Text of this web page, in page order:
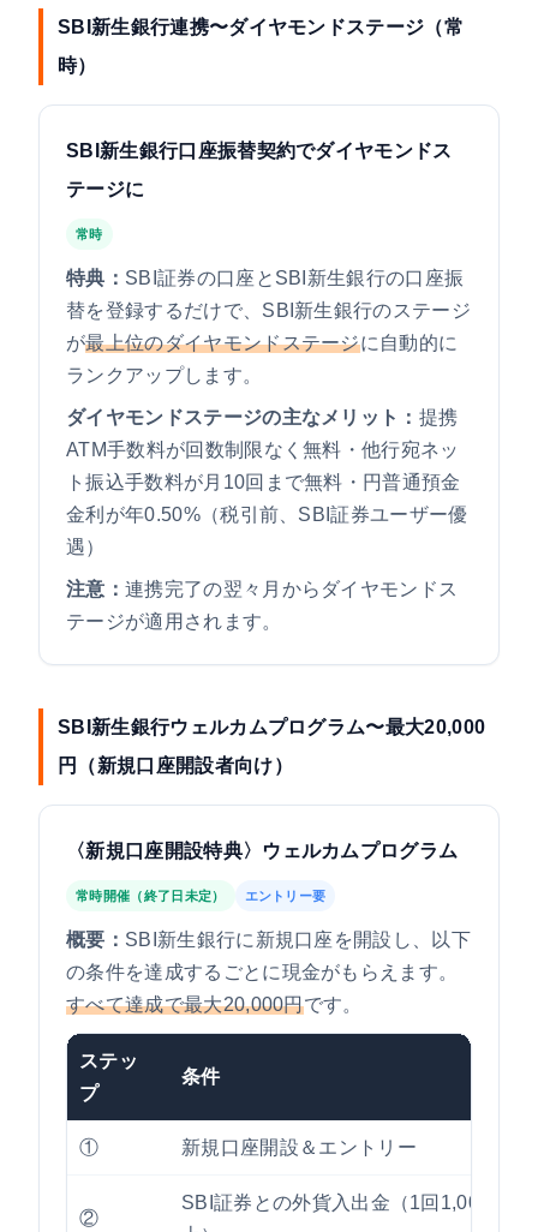
SBI新生銀行連携〜ダイヤモンドステージ（常
時）
SBI新生銀行口座振替契約でダイヤモンドス
テージに
常時
特典： SBI証券の口座とSBI新生銀行の口座振
替を登録するだけで、SBI新生銀行のステージ
が最上位のダイヤモンドステージに自動的に
ランクアップします。
ダイヤモンドステージの主なメリット： 提携
ATM手数料が回数制限なく無料・他行宛ネッ
ト振込手数料が月10回まで無料・円普通預金
金利が年0.50%（税引前、SBI証券ユーザー優
遇）
注意： 連携完了の翌々月からダイヤモンドス
テージが適用されます。
SBI新生銀行ウェルカムプログラム〜最大20,000
円（新規口座開設者向け）
〈新規口座開設特典〉ウェルカムプログラム
常時開催（終了日未定） エントリー要
概要： SBI新生銀行に新規口座を開設し、以下
の条件を達成するごとに現金がもらえます。
すべて達成で最大20,000円です。
ステッ
プ
条件
① 新規口座開設＆エントリー
②
SBI証券との外貨入出金（1回1,000ドル